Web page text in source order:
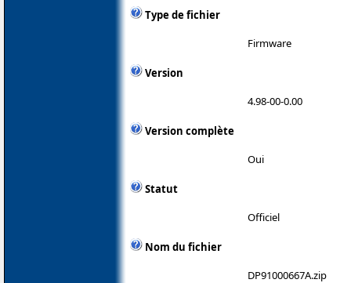
Type de fichier
Firmware
Version
4.98-00-0.00
Version complète
Oui
Statut
Officiel
Nom du fichier
DP91000667A.zip